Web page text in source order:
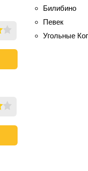
Билибино
Певек
Угольные